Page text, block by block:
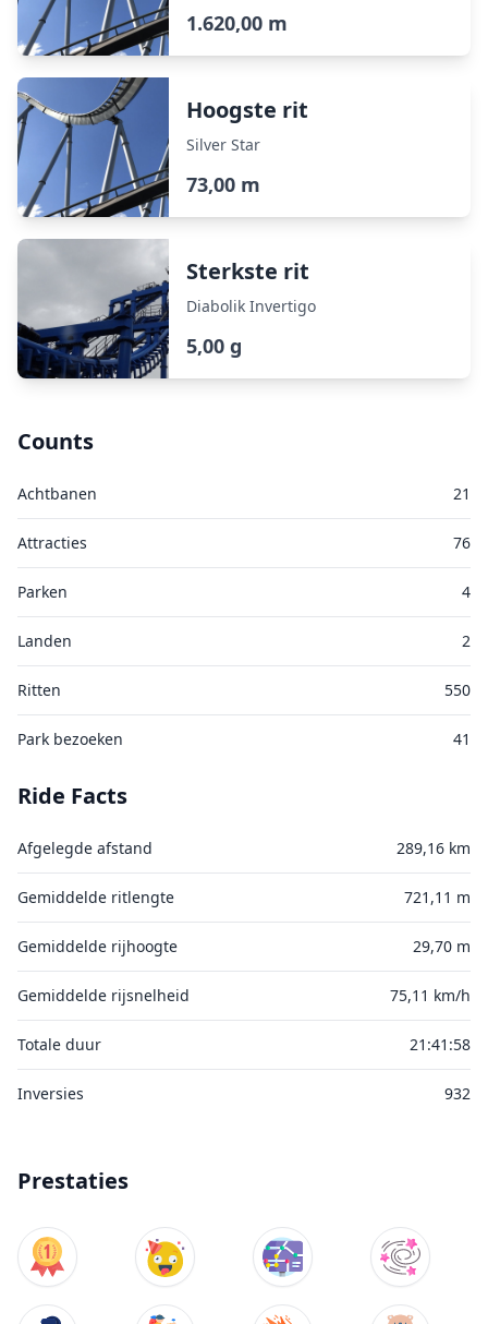
1.620,00 m
Hoogste rit
Silver Star
73,00 m
Sterkste rit
Diabolik Invertigo
5,00 g
Counts
Achtbanen 21
Attracties 76
Parken 4
Landen 2
Ritten 550
Park bezoeken 41
Ride Facts
Afgelegde afstand 289,16 km
Gemiddelde ritlengte 721,11 m
Gemiddelde rijhoogte 29,70 m
Gemiddelde rijsnelheid 75,11 km/h
Totale duur 21:41:58
Inversies 932
Prestaties